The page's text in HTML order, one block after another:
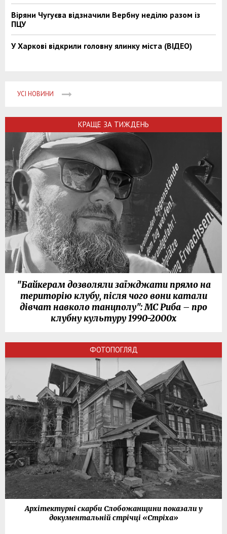
Віряни Чугуєва відзначили Вербну неділю разом із
ПЦУ
У Харкові відкрили головну ялинку міста (ВІДЕО)
УСІ НОВИНИ
КРАЩЕ ЗА ТИЖДЕНЬ
"Байкерам дозволяли заїжджати прямо на
територію клубу, після чого вони катали
дівчат навколо танцполу": МС Риба – про
клубну культуру 1990-2000х
ФОТОПОГЛЯД
Архітектурні скарби Слобожанщини показали у
документальній стрічці «Стріха»